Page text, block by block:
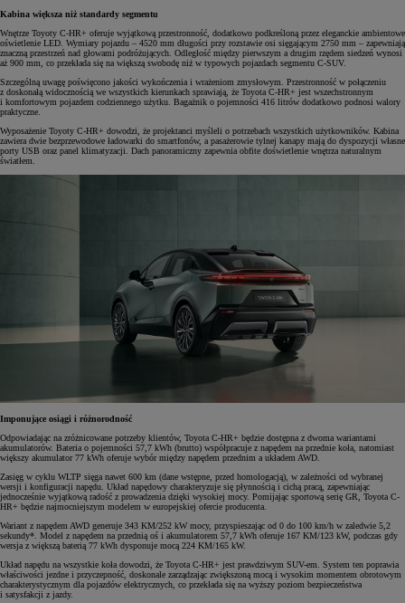
Kabina większa niż standardy segmentu
Wnętrze Toyoty C-HR+ oferuje wyjątkową przestronność, dodatkowo podkreśloną przez eleganckie ambientowe
oświetlenie LED. Wymiary pojazdu – 4520 mm długości przy rozstawie osi sięgającym 2750 mm – zapewniają
znaczną przestrzeń nad głowami podróżujących. Odległość między pierwszym a drugim rzędem siedzeń wynosi
aż 900 mm, co przekłada się na większą swobodę niż w typowych pojazdach segmentu C-SUV.
Szczególną uwagę poświęcono jakości wykończenia i wrażeniom zmysłowym. Przestronność w połączeniu
z doskonałą widocznością we wszystkich kierunkach sprawiają, że Toyota C-HR+ jest wszechstronnym
i komfortowym pojazdem codziennego użytku. Bagażnik o pojemności 416 litrów dodatkowo podnosi walory
praktyczne.
Wyposażenie Toyoty C-HR+ dowodzi, że projektanci myśleli o potrzebach wszystkich użytkowników. Kabina
zawiera dwie bezprzewodowe ładowarki do smartfonów, a pasażerowie tylnej kanapy mają do dyspozycji własne
porty USB oraz panel klimatyzacji. Dach panoramiczny zapewnia obfite doświetlenie wnętrza naturalnym
światłem.
Imponujące osiągi i różnorodność
Odpowiadając na zróżnicowane potrzeby klientów, Toyota C-HR+ będzie dostępna z dwoma wariantami
akumulatorów. Bateria o pojemności 57,7 kWh (brutto) współpracuje z napędem na przednie koła, natomiast
większy akumulator 77 kWh oferuje wybór między napędem przednim a układem AWD.
Zasięg w cyklu WLTP sięga nawet 600 km (dane wstępne, przed homologacją), w zależności od wybranej
wersji i konfiguracji napędu. Układ napędowy charakteryzuje się płynnością i cichą pracą, zapewniając
jednocześnie wyjątkową radość z prowadzenia dzięki wysokiej mocy. Pomijając sportową serię GR, Toyota C-
HR+ będzie najmocniejszym modelem w europejskiej ofercie producenta.
Wariant z napędem AWD generuje 343 KM/252 kW mocy, przyspieszając od 0 do 100 km/h w zaledwie 5,2
sekundy*. Model z napędem na przednią oś i akumulatorem 57,7 kWh oferuje 167 KM/123 kW, podczas gdy
wersja z większą baterią 77 kWh dysponuje mocą 224 KM/165 kW.
Układ napędu na wszystkie koła dowodzi, że Toyota C-HR+ jest prawdziwym SUV-em. System ten poprawia
właściwości jezdne i przyczepność, doskonale zarządzając zwiększoną mocą i wysokim momentem obrotowym
charakterystycznym dla pojazdów elektrycznych, co przekłada się na wyższy poziom bezpieczeństwa
i satysfakcji z jazdy.